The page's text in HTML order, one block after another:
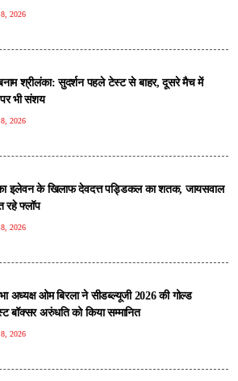
2026
श्रीलंका: सुदर्शन पहले टेस्ट से बाहर, दूसरे मैच में
भी संशय
2026
इलेवन के खिलाफ देवदत्त पड्डिकल का शतक, जायसवाल
रहे फ्लॉप
2026
अध्यक्ष ओम बिरला ने सीडब्ल्यूजी 2026 की गोल्ड
बॉक्सर अरुंधति को किया सम्मानित
2026